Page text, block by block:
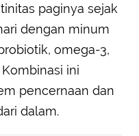
paginya sejak
dengan minum
omega-3,
ini
pencernaan dan
dalam.